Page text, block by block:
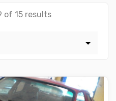
of 15 results